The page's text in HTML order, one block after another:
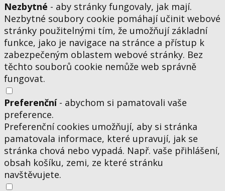
Nezbytné - aby stránky fungovaly, jak mají.
Nezbytné soubory cookie pomáhají učinit webové
stránky použitelnými tím, že umožňují základní
funkce, jako je navigace na stránce a přístup k
zabezpečeným oblastem webové stránky. Bez
těchto souborů cookie nemůže web správně
fungovat.
Preferenční- abychom si pamatovali vaše
preference.
Preferenční cookies umožňují, aby si stránka
pamatovala informace, které upravují, jak se
stránka chová nebo vypadá. Např. vaše přihlášení,
obsah košíku, zemi, ze které stránku
navštěvujete.